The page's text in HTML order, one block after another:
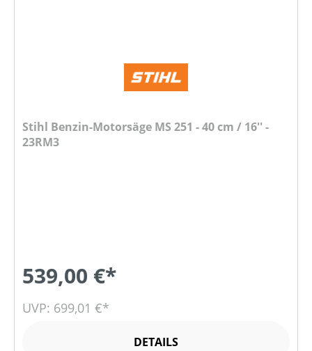
Stihl Benzin-Motorsäge MS 251 - 40 cm / 16'' -
23RM3
539,00 €*
UVP: 699,01 €*
DETAILS